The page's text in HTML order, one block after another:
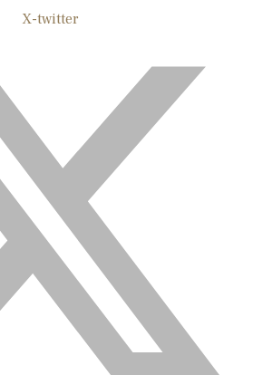
X-twitter